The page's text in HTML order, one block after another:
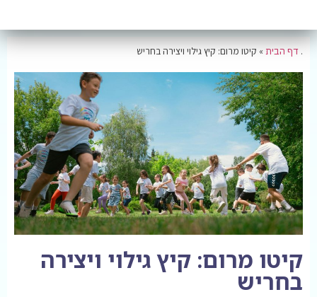
. דף הבית» קיטו מרום: קיץ גילוי ויצירה בחריש
קיטו מרום: קיץ גילוי ויצירה
בחריש